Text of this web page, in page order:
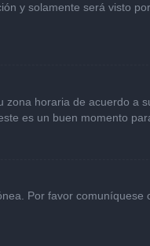
y solamente será visto
horaria de acuerdo a
es un buen momento
Por favor comuníquese